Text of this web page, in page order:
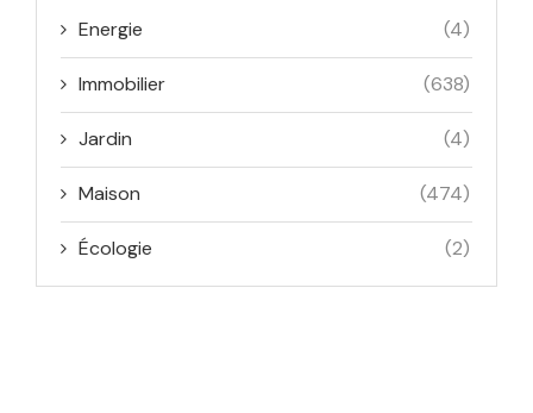
Energie (4)
Immobilier (638)
Jardin (4)
Maison (474)
Écologie (2)